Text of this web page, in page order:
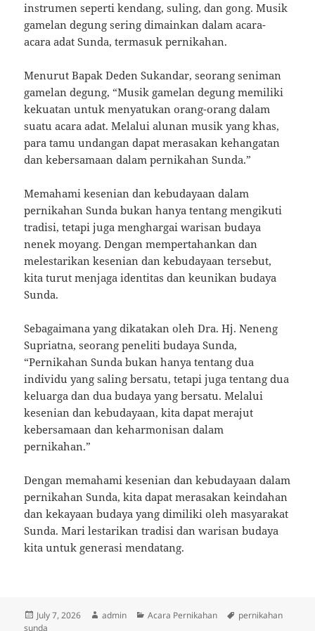
instrumen seperti kendang, suling, dan gong. Musik
gamelan degung sering dimainkan dalam acara-
acara adat Sunda, termasuk pernikahan.
Menurut Bapak Deden Sukandar, seorang seniman
gamelan degung, “Musik gamelan degung memiliki
kekuatan untuk menyatukan orang-orang dalam
suatu acara adat. Melalui alunan musik yang khas,
para tamu undangan dapat merasakan kehangatan
dan kebersamaan dalam pernikahan Sunda.”
Memahami kesenian dan kebudayaan dalam
pernikahan Sunda bukan hanya tentang mengikuti
tradisi, tetapi juga menghargai warisan budaya
nenek moyang. Dengan mempertahankan dan
melestarikan kesenian dan kebudayaan tersebut,
kita turut menjaga identitas dan keunikan budaya
Sunda.
Sebagaimana yang dikatakan oleh Dra. Hj. Neneng
Supriatna, seorang peneliti budaya Sunda,
“Pernikahan Sunda bukan hanya tentang dua
individu yang saling bersatu, tetapi juga tentang dua
keluarga dan dua budaya yang bersatu. Melalui
kesenian dan kebudayaan, kita dapat merajut
kebersamaan dan keharmonisan dalam
pernikahan.”
Dengan memahami kesenian dan kebudayaan dalam
pernikahan Sunda, kita dapat merasakan keindahan
dan kekayaan budaya yang dimiliki oleh masyarakat
Sunda. Mari lestarikan tradisi dan warisan budaya
kita untuk generasi mendatang.
Posted
on
July 7, 2026 Author
admin Categories
Acara Pernikahan Tags
pernikahan
sunda